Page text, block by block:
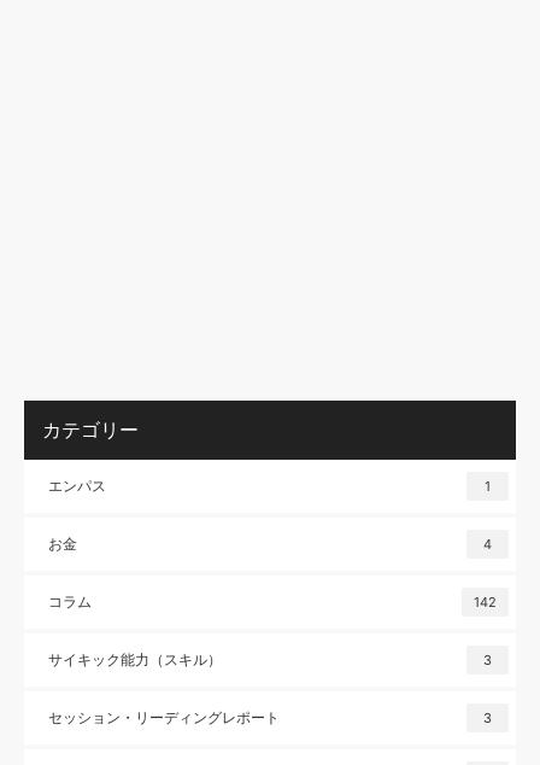
カテゴリー
エンパス 1
お金 4
コラム 142
サイキック能力（スキル） 3
セッション・リーディングレポート 3